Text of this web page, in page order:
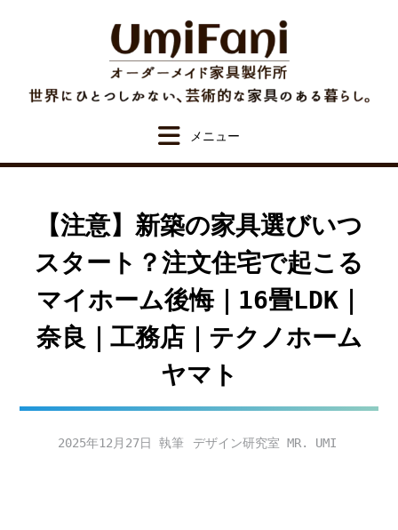
【注意】新築の家具選びいつ
スタート？注文住宅で起こる
マイホーム後悔｜16畳LDK｜
奈良｜工務店｜テクノホーム
ヤマト
2025年12月27日 デザイン研究室 MR. UMI